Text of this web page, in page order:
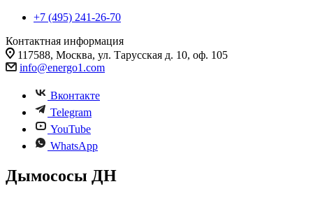
+7 (495) 241-26-70
Контактная информация
117588, Москва, ул. Тарусская д. 10, оф. 105
info@energo1.com
Вконтакте
Telegram
YouTube
WhatsApp
Дымососы ДН